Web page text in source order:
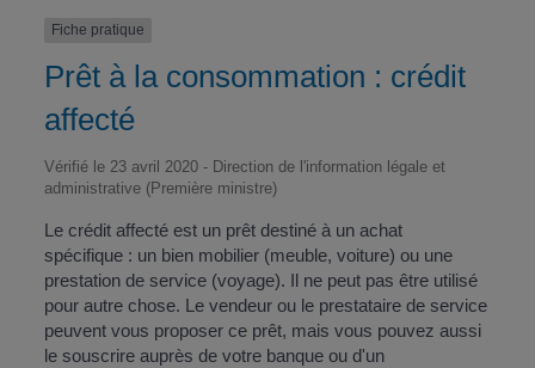
Fiche pratique
Prêt à la consommation : crédit
affecté
Vérifié le 23 avril 2020 - Direction de l'information légale et
administrative (Première ministre)
Le crédit affecté est un prêt destiné à un achat
spécifique : un bien mobilier (meuble, voiture) ou une
prestation de service (voyage). Il ne peut pas être utilisé
pour autre chose. Le vendeur ou le prestataire de service
peuvent vous proposer ce prêt, mais vous pouvez aussi
le souscrire auprès de votre banque ou d'un